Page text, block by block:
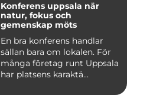
Konferens uppsala när
natur, fokus och
gemenskap möts
En bra konferens handlar
sällan bara om lokalen. För
många företag runt Uppsala
har platsens karaktä...